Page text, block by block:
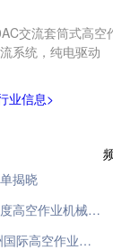
交流套筒式高
系统，纯电驱动
业信息>
揭晓
装修与高空作业机械分会年度高空作业机械统计工作会议在BICES 2023同期顺利召开
临工重机与您相约2023亚洲国际高空作业机械展